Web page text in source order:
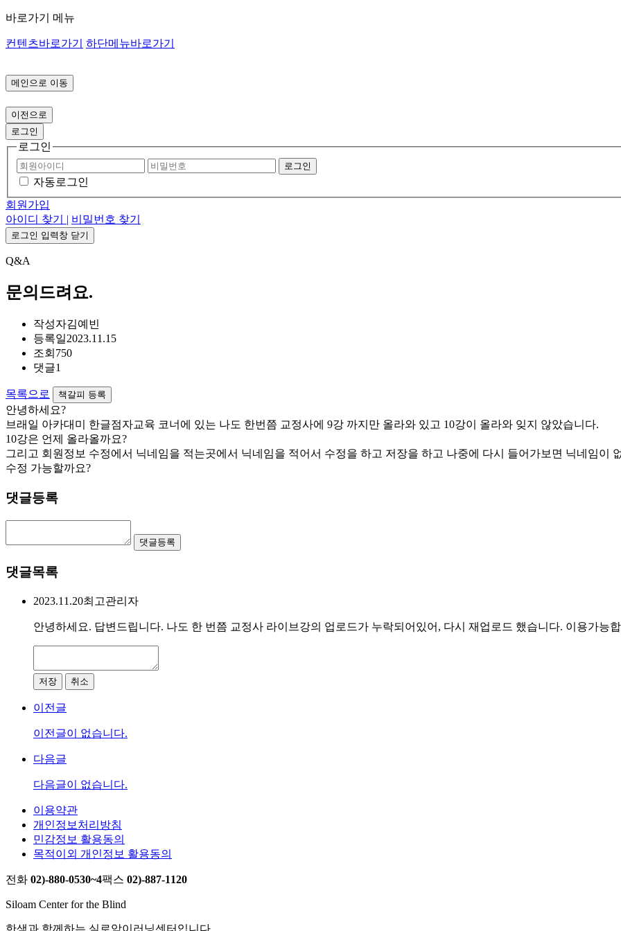
바로가기 메뉴
컨텐츠바로가기 하단메뉴바로가기
메인으로 이동
이전으로
로그인
로그인
로그인
자동로그인
회원가입
아이디 찾기 |
비밀번호 찾기
로그인 입력창 닫기
Q&A
문의드려요.
작성자김예빈
등록일2023.11.15
조회 750
댓글1
목록으로 책갈피 등록
안녕하세요?
브래일 아카대미 한글점자교육 코너에 있는 나도 한번쯤 교정사에 9강 까지만 올라와 있고 10강이 올라와 잊지 않았습니다.
10강은 언제 올라올까요?
그리고 회원정보 수정에서 닉네임을 적는곳에서 닉네임을 적어서 수정을 하고 저장을 하고 나중에 다시 들어가보면 닉네임이
수정 가능할까요?
댓글등록
댓글등록
댓글목록
2023.11.20최고관리자
안녕하세요. 답변드립니다. 나도 한 번쯤 교정사 라이브강의 업로드가 누락되어있어, 다시 재업로드 했습니다. 이용가능
저장 취소
이전글
이전글이 없습니다.
다음글
다음글이 없습니다.
이용약관
개인정보처리방침
민감정보 활용동의
목적이외 개인정보 활용동의
전화 02)-880-0530~4팩스 02)-887-1120
Siloam Center for the Blind